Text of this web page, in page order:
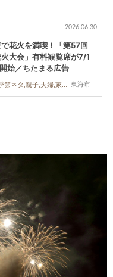
東海市
2026.06.30
花火を満喫！「第57回
大会」有料観覧席が7/1
始／ちたまる広告